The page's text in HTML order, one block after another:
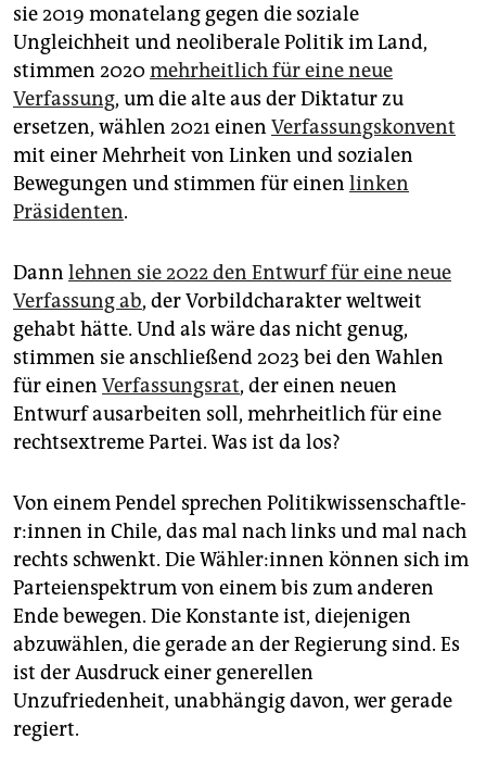
genossenschaft
epaper login
sie 2019 monatelang gegen die soziale
Ungleichheit und neoliberale Politik im Land,
stimmen 2020 mehrheitlich für eine neue
Verfassung, um die alte aus der Diktatur zu
ersetzen, wählen 2021 einen Verfassungskonvent
mit einer Mehrheit von Linken und sozialen
Bewegungen und stimmen für einen linken
Präsidenten.
Dann lehnen sie 2022 den Entwurf für eine neue
Verfassung ab, der Vorbildcharakter weltweit
gehabt hätte. Und als wäre das nicht genug,
stimmen sie anschließend 2023 bei den Wahlen
für einen Verfassungsrat, der einen neuen
Entwurf ausarbeiten soll, mehrheitlich für eine
rechtsextreme Partei. Was ist da los?
Von einem Pendel sprechen Po­li­tik­wis­sen­schaft­le­
r:in­nen in Chile, das mal nach links und mal nach
rechts schwenkt. Die Wäh­le­r:in­nen­ können sich im
Parteienspektrum von einem bis zum anderen
Ende bewegen. Die Konstante ist, diejenigen
abzuwählen, die gerade an der Regierung sind. Es
ist der Ausdruck einer generellen
Unzufriedenheit, unabhängig davon, wer gerade
regiert.